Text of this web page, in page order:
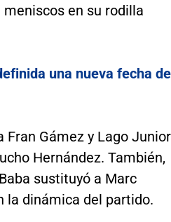
en su rodilla
una nueva fecha de
Fran Gámez y Lago Junior
Hernández. También,
sustituyó a Marc
la dinámica del partido.